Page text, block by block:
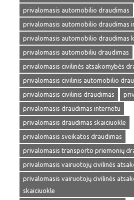
privalomasis automobilio draudimas
privalomasis automobilio draudimas
privalomasis automobilio draudimas
privalomasis automobiliu draudimas
privalomasis civilinės atsakomybės
privalomasis civilinis automobilio
privalomasis civilinis draudimas
privalomasis draudimas internetu
privalomasis draudimas skaiciuokle
privalomasis sveikatos draudimas
privalomasis transporto priemonių
privalomasis vairuotojų civilinės
privalomasis vairuotojų civilinės
skaiciuokle